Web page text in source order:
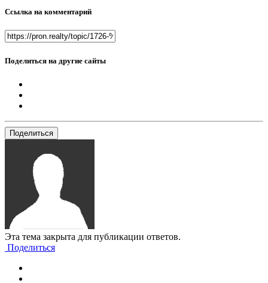
Ссылка на комментарий
Поделиться на другие сайты
Поделиться
Эта тема закрыта для публикации ответов.
Поделиться